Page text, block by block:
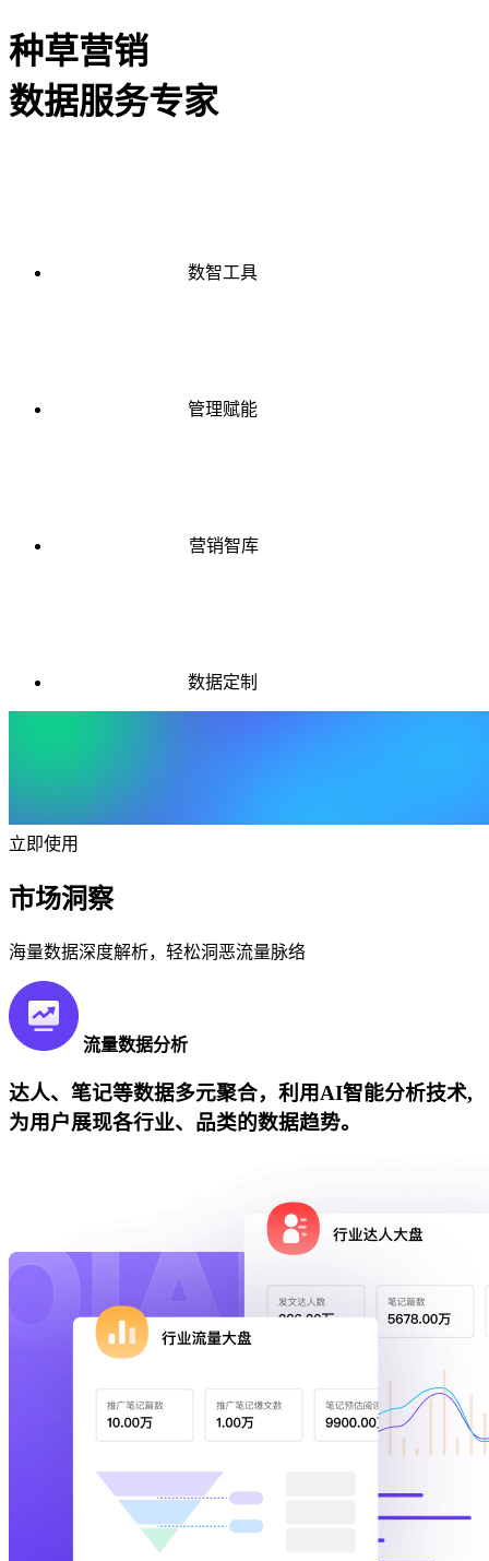
种草营销
数据服务专家
数智工具
管理赋能
营销智库
数据定制
立即使用
市场洞察
海量数据深度解析，轻松洞恶流量脉络
流量数据分析
达人、笔记等数据多元聚合，利用AI智能分析技术,
为用户展现各行业、品类的数据趋势。